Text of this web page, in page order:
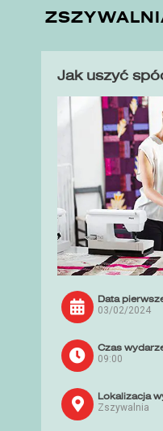
Jak uszyć
Data
03/02/2024
Czas
09:00
Lokalizacja
Zszywalnia